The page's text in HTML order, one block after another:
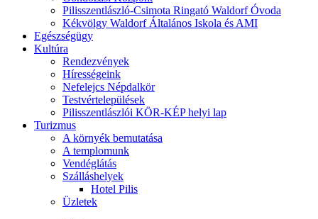
Pilisszentlászló-Csimota Ringató Waldorf Óvoda
Kékvölgy Waldorf Általános Iskola és AMI
Egészségügy
Kultúra
Rendezvények
Hírességeink
Nefelejcs Népdalkör
Testvértelepülések
Pilisszentlászlói KÖR-KÉP helyi lap
Turizmus
A környék bemutatása
A templomunk
Vendéglátás
Szálláshelyek
Hotel Pilis
Üzletek